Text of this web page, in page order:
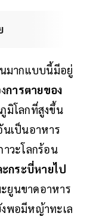
มากแบบนี้มีอยู่
การตายของ
มิโลกที่สูงขึ้น
เป็นอาหาร
วะโลกร้อน
กระบี่หายไป
ยูนขาดอาหาร
พอมีหญ้าทะเล